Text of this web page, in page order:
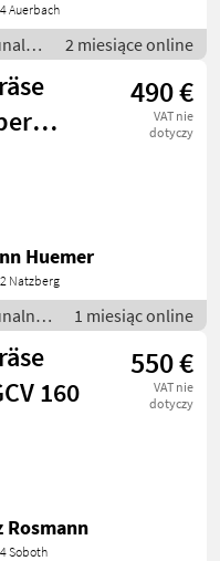
Auerbach
2 miesiące online
490 €
VAT nie
dotyczy
Huemer
Natzberg
/
1 miesiąc online
160
550 €
VAT nie
dotyczy
Rosmann
Soboth